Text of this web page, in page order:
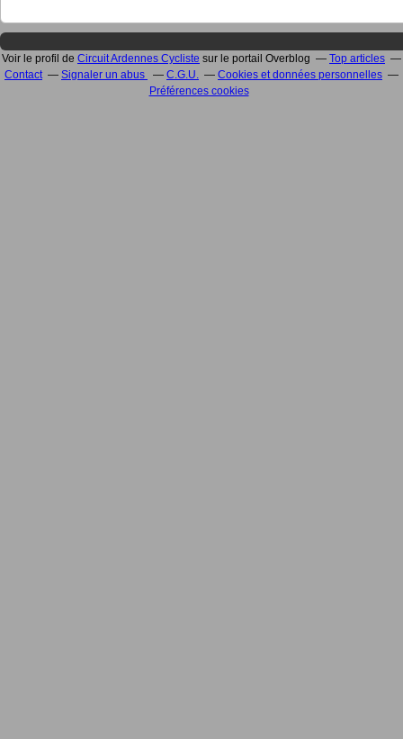
Voir le profil de Circuit Ardennes Cycliste sur le portail Overblog
Top articles
Contact
Signaler un abus C.G.U.
Cookies et données personnelles
Préférences cookies